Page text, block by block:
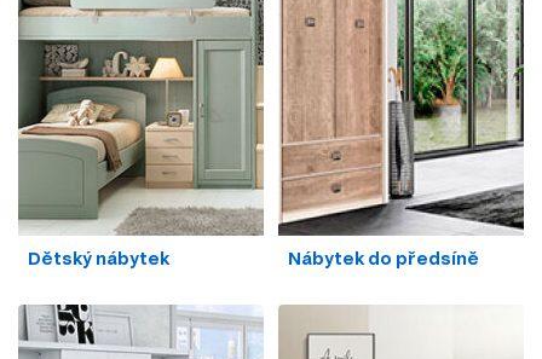
Dětský nábytek Nábytek do předsíně